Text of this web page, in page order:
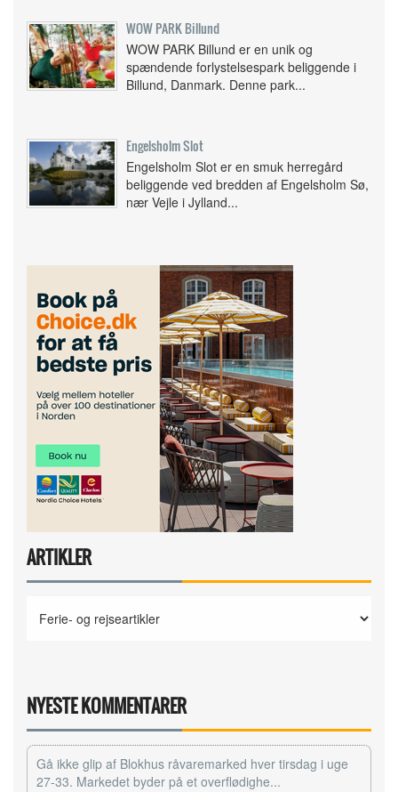
WOW PARK Billund
WOW PARK Billund er en unik og
spændende forlystelsespark beliggende i
Billund, Danmark. Denne park...
Engelsholm Slot
Engelsholm Slot er en smuk herregård
beliggende ved bredden af Engelsholm Sø,
nær Vejle i Jylland...
ARTIKLER
NYESTE KOMMENTARER
Gå ikke glip af Blokhus råvaremarked hver tirsdag i uge
27-33. Markedet byder på et overflødighe...